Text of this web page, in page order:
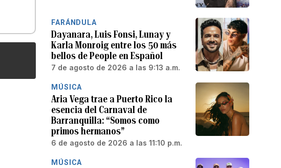
FARÁNDULA
Dayanara, Luis Fonsi, Lunay y
Karla Monroig entre los 50 más
bellos de People en Español
7 de agosto de 2026 a las 9:13 a.m.
MÚSICA
Aria Vega trae a Puerto Rico la
esencia del Carnaval de
Barranquilla: “Somos como
primos hermanos”
6 de agosto de 2026 a las 11:10 p.m.
MÚSICA